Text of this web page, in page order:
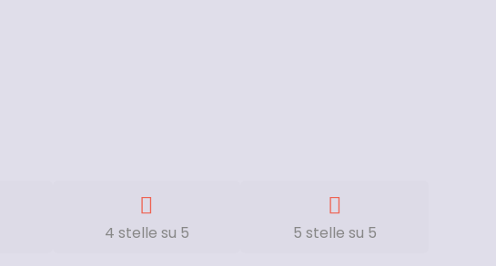
4 stelle su 5 5 stelle su 5